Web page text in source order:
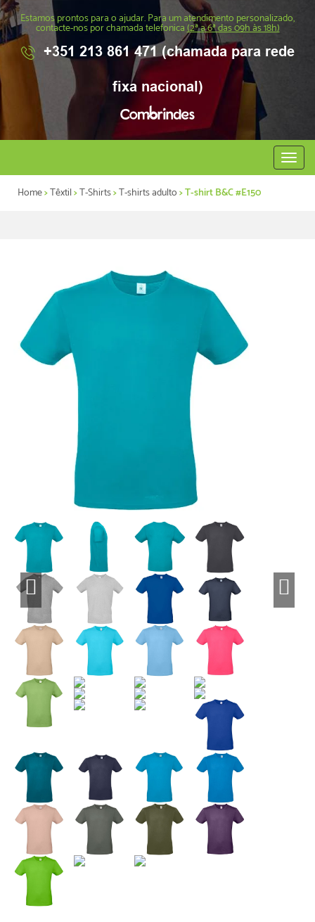
Estamos prontos para o ajudar. Para um atendimento personalizado,
contacte-nos por chamada telefonica(2ª a 6ª das 09h às 18h)
+351 213 861 471 (chamada para rede
fixa nacional)
Abrir
menu
Home>Têxtil>T-Shirts>T-shirts adulto> T-shirt B&C #E150